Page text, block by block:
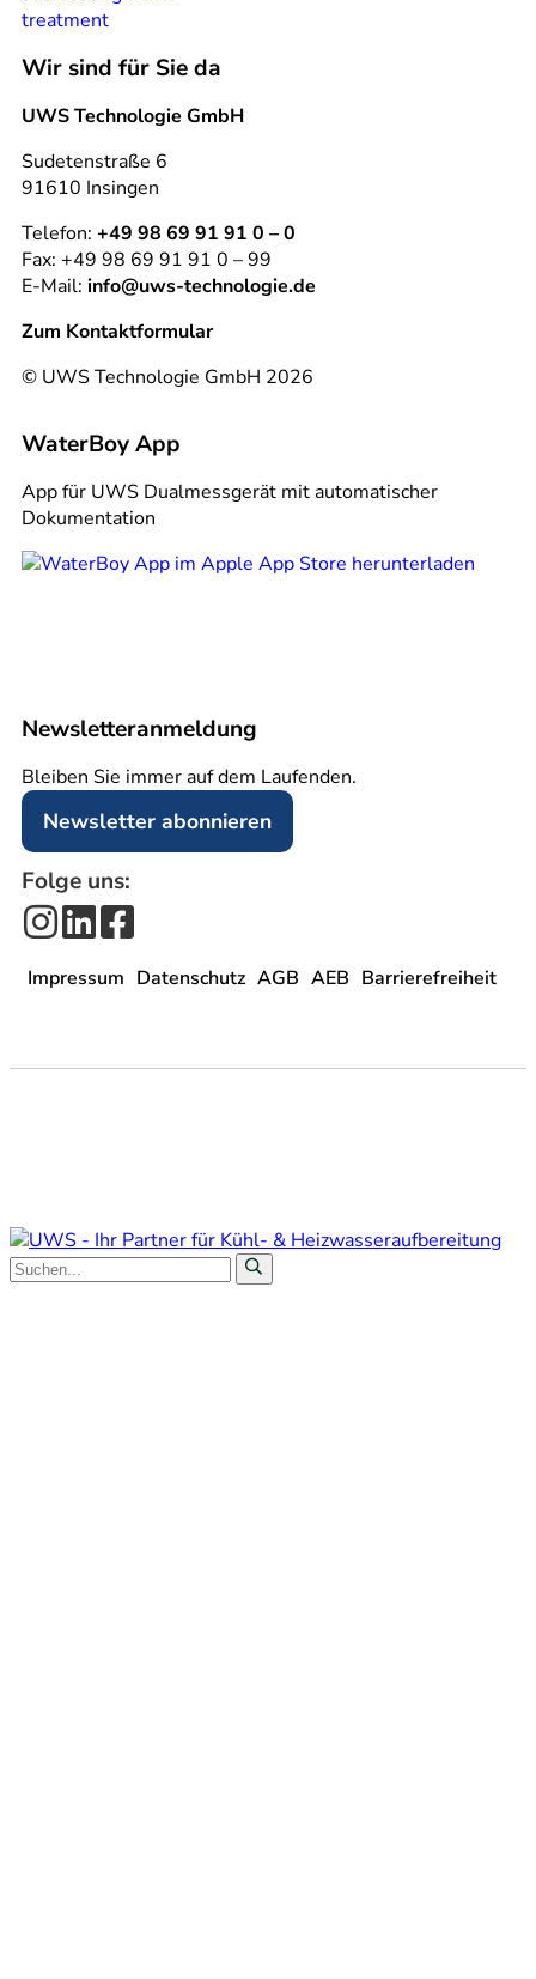
Wir sind für Sie da
UWS Technologie GmbH
Sudetenstraße 6
91610 Insingen
Telefon: +49 98 69 91 91 0 – 0
Fax: +49 98 69 91 91 0 – 99
E-Mail: info@uws-technologie.de
Zum Kontaktformular
© UWS Technologie GmbH 2026
WaterBoy App
App für UWS Dualmessgerät mit automatischer
Dokumentation
Newsletter­anmeldung
Bleiben Sie immer auf dem Laufenden.
Newsletter abonnieren
Folge uns:
Impressum Datenschutz AGB AEB Barrierefreiheit